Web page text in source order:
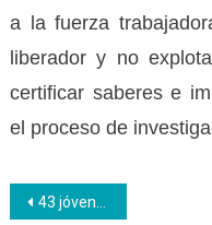
a la fuerza
liberador y no
certificar saberes e
el proceso de
Navegación
43 jóvenes fueron capacitados por el Inces en Servicio de Restaurante